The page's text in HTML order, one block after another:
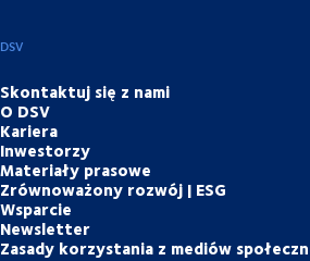
DSV
Skontaktuj się z nami
O DSV
Kariera
Inwestorzy
Materiały prasowe
Zrównoważony rozwój | ESG
Wsparcie
Newsletter
Zasady korzystania z mediów